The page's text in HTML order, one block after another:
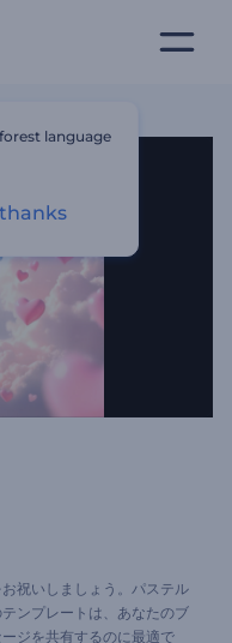
祝いしましょう。パステル
ンプレートは、あなたのブ
ジを共有するのに最適で
language